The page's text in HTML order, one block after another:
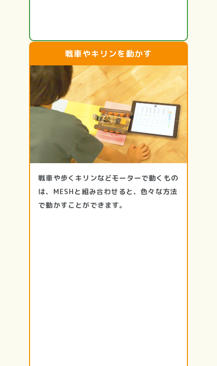
戦車やキリンを動かす
戦車や歩くキリンなどモーターで動くもの
は、MESHと組み合わせると、色々な方法
で動かすことができます。